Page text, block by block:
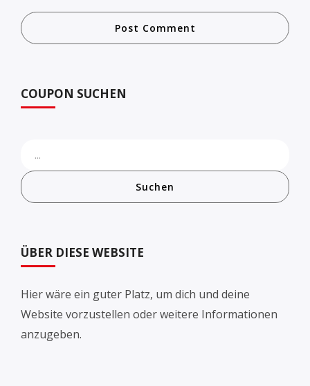
COUPON SUCHEN
Suchen
ÜBER DIESE WEBSITE
Hier wäre ein guter Platz, um dich und deine
Website vorzustellen oder weitere Informationen
anzugeben.